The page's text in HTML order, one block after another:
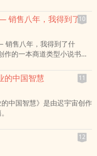
假如一切可以重来 —— 销售八年，我得到了什幺？
10
销售八年，我得到了什
的一本商道类型小说书
的中国智慧 11
的中国智慧》是由迟宇宙创作
12